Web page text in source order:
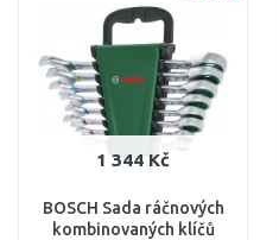
1 344 Kč
BOSCH Sada ráčnových
kombinovaných klíčů